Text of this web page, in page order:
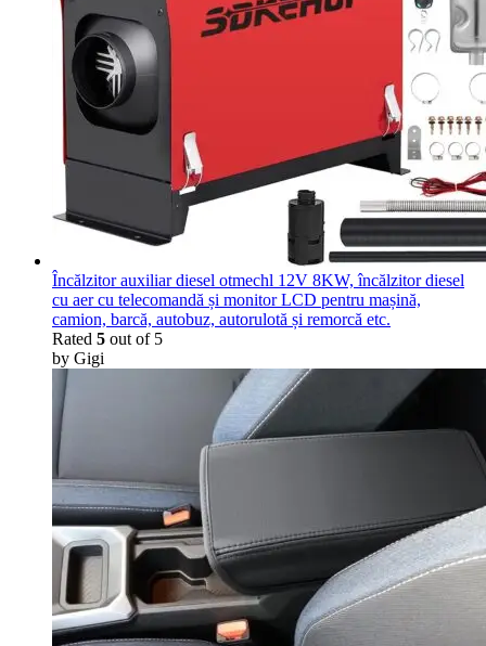
Încălzitor auxiliar diesel otmechl 12V 8KW, încălzitor diesel
cu aer cu telecomandă și monitor LCD pentru mașină,
camion, barcă, autobuz, autorulotă și remorcă etc.
Rated 5 out of 5
by Gigi